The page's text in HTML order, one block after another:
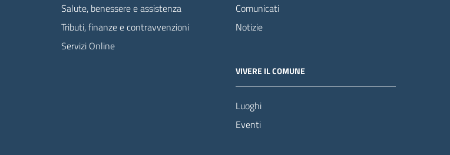
Salute, benessere e assistenza
Tributi, finanze e contravvenzioni
Servizi Online
Comunicati
Notizie
VIVERE IL COMUNE
Luoghi
Eventi